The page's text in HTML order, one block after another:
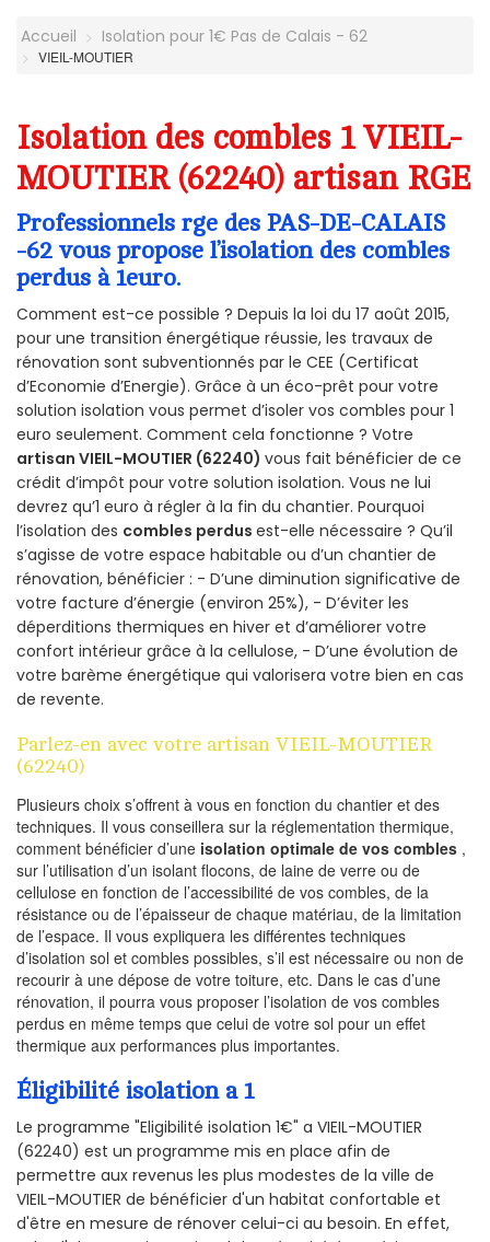
Accueil Isolation pour 1€ Pas de Calais - 62
VIEIL-MOUTIER
Isolation des combles 1 VIEIL-
MOUTIER (62240) artisan RGE
Professionnels rge des PAS-DE-CALAIS
-62 vous propose l’isolation des combles
perdus à 1euro.
Comment est-ce possible ? Depuis la loi du 17 août 2015,
pour une transition énergétique réussie, les travaux de
rénovation sont subventionnés par le CEE (Certificat
d’Economie d’Energie). Grâce à un éco-prêt pour votre
solution isolation vous permet d’isoler vos combles pour 1
euro seulement. Comment cela fonctionne ? Votre
artisan VIEIL-MOUTIER (62240) vous fait bénéficier de ce
crédit d’impôt pour votre solution isolation. Vous ne lui
devrez qu’1 euro à régler à la fin du chantier. Pourquoi
l’isolation des combles perdus est-elle nécessaire ? Qu’il
s’agisse de votre espace habitable ou d’un chantier de
rénovation, bénéficier : - D’une diminution significative de
votre facture d’énergie (environ 25%), - D’éviter les
déperditions thermiques en hiver et d’améliorer votre
confort intérieur grâce à la cellulose, - D’une évolution de
votre barème énergétique qui valorisera votre bien en cas
de revente.
Parlez-en avec votre artisan VIEIL-MOUTIER
(62240)
Plusieurs choix s’offrent à vous en fonction du chantier et des
techniques. Il vous conseillera sur la réglementation thermique,
comment bénéficier d’une isolation optimale de vos combles ,
sur l’utilisation d’un isolant flocons, de laine de verre ou de
cellulose en fonction de l’accessibilité de vos combles, de la
résistance ou de l’épaisseur de chaque matériau, de la limitation
de l’espace. Il vous expliquera les différentes techniques
d’isolation sol et combles possibles, s’il est nécessaire ou non de
recourir à une dépose de votre toiture, etc. Dans le cas d’une
rénovation, il pourra vous proposer l’isolation de vos combles
perdus en même temps que celui de votre sol pour un effet
thermique aux performances plus importantes.
Éligibilité isolation a 1
Le programme "Eligibilité isolation 1€" a VIEIL-MOUTIER
(62240) est un programme mis en place afin de
permettre aux revenus les plus modestes de la ville de
VIEIL-MOUTIER de bénéficier d'un habitat confortable et
d'être en mesure de rénover celui-ci au besoin. En effet,